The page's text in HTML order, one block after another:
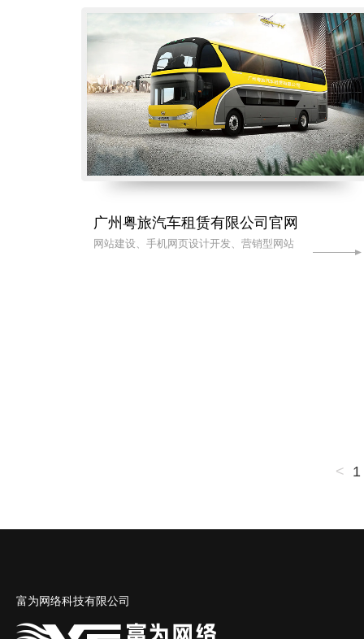
广州粤旅汽车租赁有限公司官网
网站建设、手机网页设计开发、营销型网站
< 1
富为网络科技有限公司